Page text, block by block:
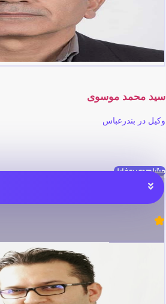
سید محمد موسوی
وکیل در بندرعباس
مشاهده پروفایل